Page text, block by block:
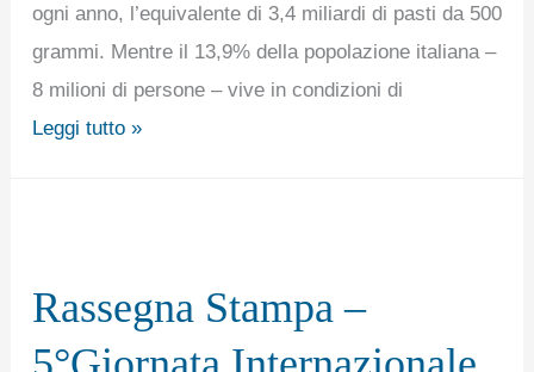
ogni anno, l’equivalente di 3,4 miliardi di pasti da 500
grammi. Mentre il 13,9% della popolazione italiana –
8 milioni di persone – vive in condizioni di
Leggi tutto »
Rassegna Stampa –
–
5°Giornata